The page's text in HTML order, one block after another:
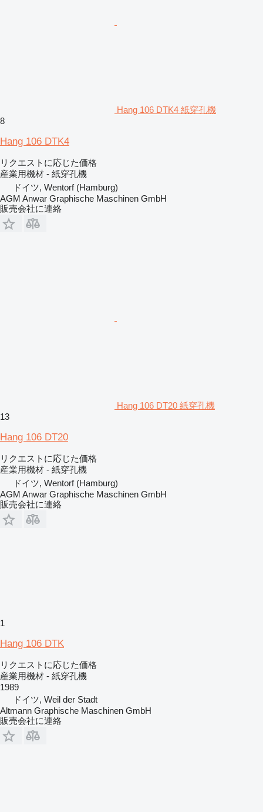
Hang 106 DTK4 紙穿孔機
8
Hang 106 DTK4
リクエストに応じた価格
産業用機材 - 紙穿孔機
ドイツ, Wentorf (Hamburg)
AGM Anwar Graphische Maschinen GmbH
販売会社に連絡
Hang 106 DT20 紙穿孔機
13
Hang 106 DT20
リクエストに応じた価格
産業用機材 - 紙穿孔機
ドイツ, Wentorf (Hamburg)
AGM Anwar Graphische Maschinen GmbH
販売会社に連絡
1
Hang 106 DTK
リクエストに応じた価格
産業用機材 - 紙穿孔機
1989
ドイツ, Weil der Stadt
Altmann Graphische Maschinen GmbH
販売会社に連絡